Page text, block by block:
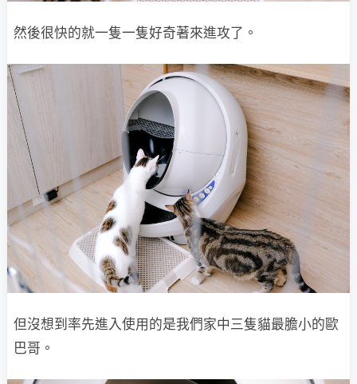
然後很快的就一隻一隻好奇著來進攻了。
但沒想到率先進入使用的是我們家中三隻貓最膽小的歐
巴哥。